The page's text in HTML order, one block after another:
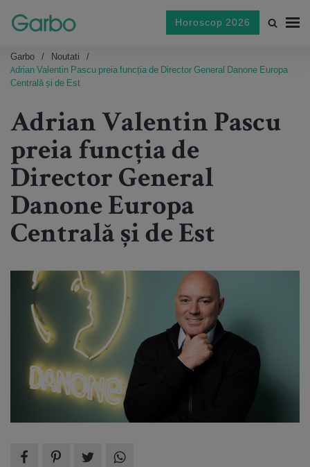
Horoscop 2026
Garbo
Noutati
Adrian Valentin Pascu preia funcția de Director General Danone Europa
Centrală și de Est
Adrian Valentin Pascu
preia funcția de
Director General
Danone Europa
Centrală și de Est